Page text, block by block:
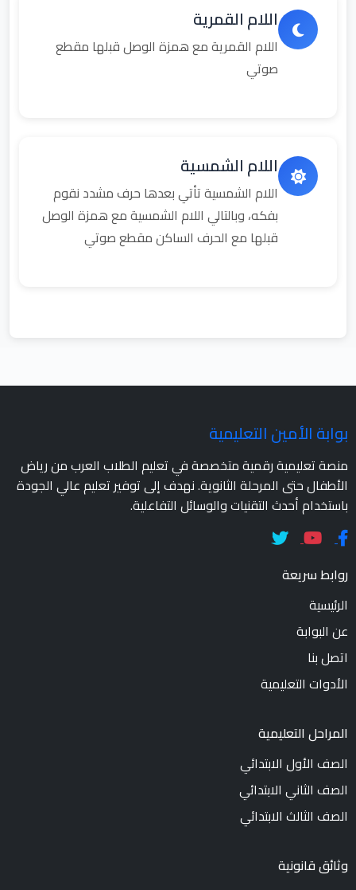
اللام القمرية
اللام القمرية مع همزة الوصل قبلها مقطع
صوتي
اللام الشمسية
اللام الشمسية تأتي بعدها حرف مشدد نقوم
بفكه، وبالتالي اللام الشمسية مع همزة الوصل
قبلها مع الحرف الساكن مقطع صوتي
بوابة الأمين التعليمية
منصة تعليمية رقمية متخصصة في تعليم الطلاب العرب من رياض
الأطفال حتى المرحلة الثانوية. نهدف إلى توفير تعليم عالي الجودة
باستخدام أحدث التقنيات والوسائل التفاعلية.
روابط سريعة
الرئيسية
عن البوابة
اتصل بنا
الأدوات التعليمية
المراحل التعليمية
الصف الأول الابتدائي
الصف الثاني الابتدائي
الصف الثالث الابتدائي
وثائق قانونية